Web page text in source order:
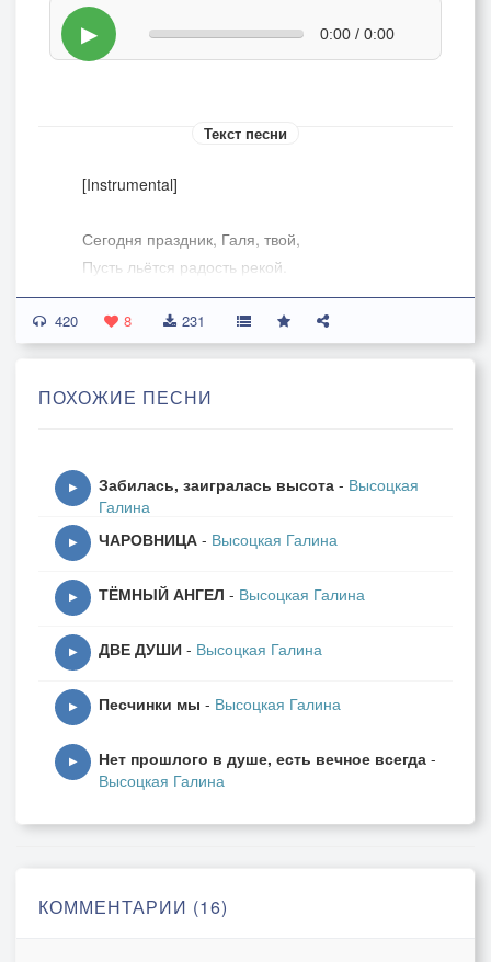
▶ 0:00 / 0:00
Текст песни
[Instrumental]
Сегодня праздник, Галя, твой,
Пусть льётся радость рекой.
Улыбок, счастья, красоты,
И исполненья мечты.
И дарит жизнь падарки.
Пусть каждый миг теплом согрет,
И ждёт тебя большой успех.
И пусть удача ждёт с тобой.
Классс….. ! И снова …
Галина, праздник твой пришёл,
Веселья, радости, добра,
Чтоб жизнь счастливою была.
Пусть каждый день несёт тепло,
И на душе цветёт светло.
420 8 231
ПОХОЖИЕ ПЕСНИ
▶ Забилась, заигралась высота - Высоцкая
Галина
▶ ЧАРОВНИЦА - Высоцкая Галина
▶ ТЁМНЫЙ АНГЕЛ - Высоцкая Галина
▶ ДВЕ ДУШИ - Высоцкая Галина
▶ Песчинки мы - Высоцкая Галина
▶ Нет прошлого в душе, есть вечное всегда -
Высоцкая Галина
КОММЕНТАРИИ (16)